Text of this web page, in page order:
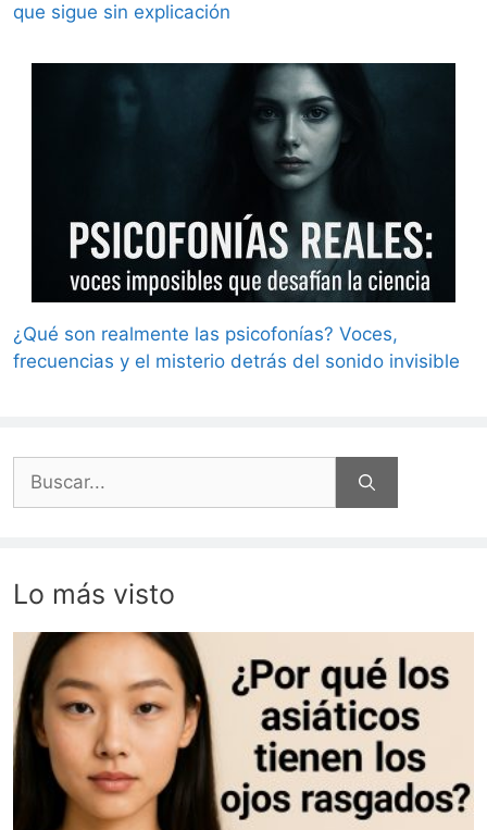
que sigue sin explicación
¿Qué son realmente las psicofonías? Voces,
frecuencias y el misterio detrás del sonido invisible
Buscar:
Lo más visto